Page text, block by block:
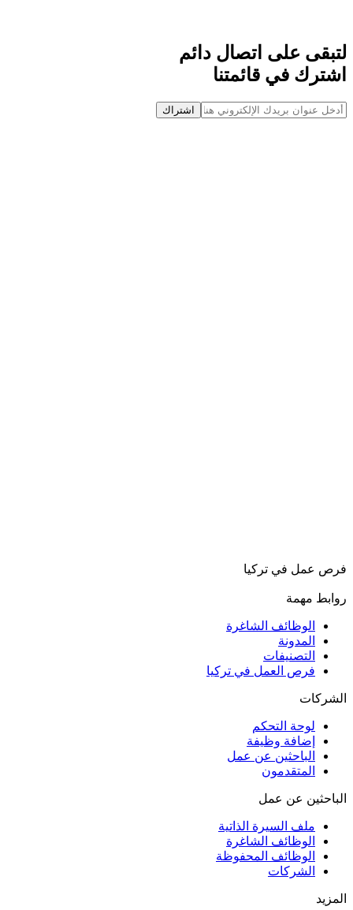
لتبقى على اتصال دائم
اشترك في قائمتنا
اشتراك
فرص عمل في تركيا
روابط مهمة
الوظائف الشاغرة
المدونة
التصنيفات
فرص العمل في تركيا
الشركات
لوحة التحكم
إضافة وظيفة
الباحثين عن عمل
المتقدمون
الباحثين عن عمل
ملف السيرة الذاتية
الوظائف الشاغرة
الوظائف المحفوظة
الشركات
المزيد